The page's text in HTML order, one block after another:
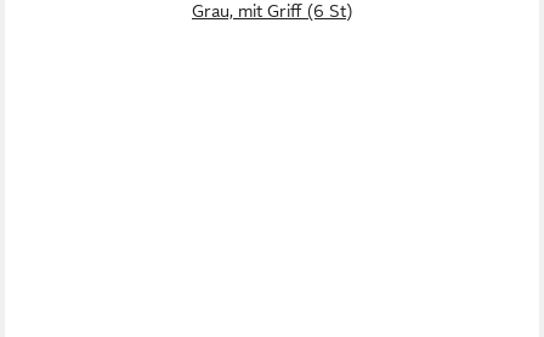
Grau, mit Griff (6 St)